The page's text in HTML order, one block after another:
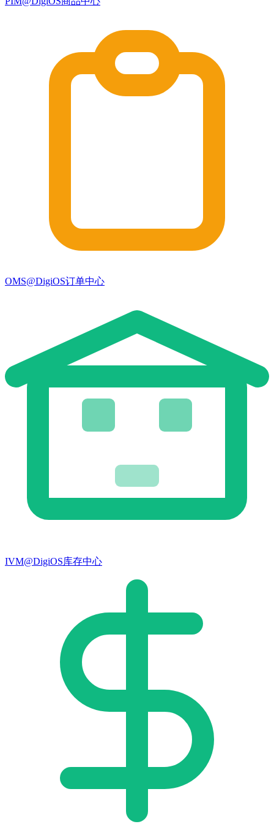
OMS@DigiOS订单中心
IVM@DigiOS库存中心